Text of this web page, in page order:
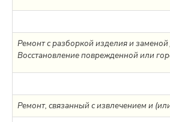
Ремонт с разборкой изделия и
Восстановление поврежденной или
Ремонт, связанный с извлечением и